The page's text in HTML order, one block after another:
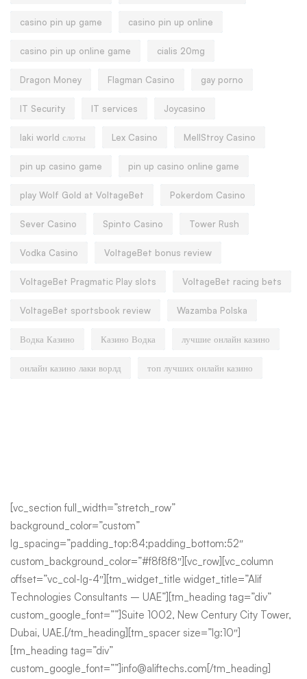
casino pin up game casino pin up online
casino pin up online game cialis 20mg
Dragon Money Flagman Casino gay porno
IT Security IT services Joycasino
laki world слоты Lex Casino MellStroy Casino
pin up casino game pin up casino online game
play Wolf Gold at VoltageBet Pokerdom Casino
Sever Casino Spinto Casino Tower Rush
Vodka Casino VoltageBet bonus review
VoltageBet Pragmatic Play slots VoltageBet racing bets
VoltageBet sportsbook review Wazamba Polska
Водка Казино Казино Водка лучшие онлайн казино
онлайн казино лаки ворлд топ лучших онлайн казино
[vc_section full_width=”stretch_row”
background_color=”custom”
lg_spacing=”padding_top:84;padding_bottom:52″
custom_background_color=”#f8f8f8″][vc_row][vc_column
offset=”vc_col-lg-4″][tm_widget_title widget_title=”Alif
Technologies Consultants – UAE”][tm_heading tag=”div”
custom_google_font=””]Suite 1002, New Century City Tower,
Dubai, UAE.[/tm_heading][tm_spacer size=”lg:10″]
[tm_heading tag=”div”
custom_google_font=””]info@aliftechs.com[/tm_heading]